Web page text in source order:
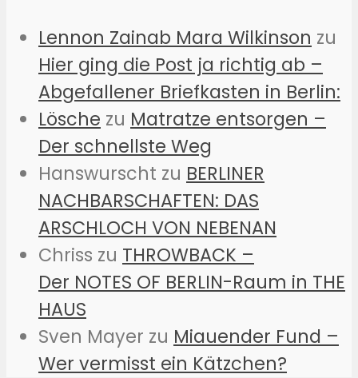
Lennon Zainab Mara Wilkinson zu
Hier ging die Post ja richtig ab –
Abgefallener Briefkasten in Berlin:
Lösche zu Matratze entsorgen –
Der schnellste Weg
Hanswurscht zu BERLINER
NACHBARSCHAFTEN: DAS
ARSCHLOCH VON NEBENAN
Chriss zu THROWBACK –
Der NOTES OF BERLIN-Raum in THE
HAUS
Sven Mayer zu Miauender Fund –
Wer vermisst ein Kätzchen?